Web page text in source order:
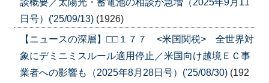
日号）('25/09/13) (1926)
【ニュースの深層】□□１７７ <米国関税> 全世界対
象にデミニミスルール適用停止／米国向け越境ＥＣ事
業者への影響も（2025年8月28日号）('25/08/30) (192